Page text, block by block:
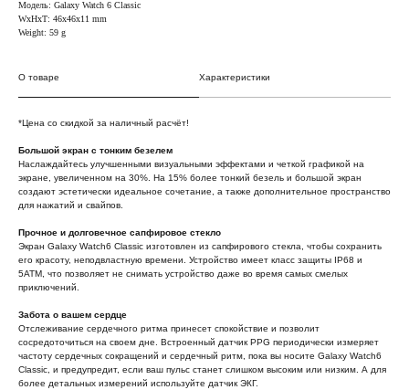
Модель: Galaxy Watch 6 Classic
WxHxT: 46x46x11 mm
Weight: 59 g
О товаре Характеристики
*Цена со скидкой за наличный расчёт!
Большой экран с тонким безелем
Наслаждайтесь улучшенными визуальными эффектами и четкой графикой на
экране, увеличенном на 30%. На 15% более тонкий безель и большой экран
создают эстетически идеальное сочетание, а также дополнительное пространство
для нажатий и свайпов.
Прочное и долговечное сапфировое стекло
Экран Galaxy Watch6 Classic изготовлен из сапфирового стекла, чтобы сохранить
его красоту, неподвластную времени. Устройство имеет класс защиты IP68 и
5ATM, что позволяет не снимать устройство даже во время самых смелых
приключений.
Забота о вашем сердце
Отслеживание сердечного ритма принесет спокойствие и позволит
сосредоточиться на своем дне. Встроенный датчик PPG периодически измеряет
частоту сердечных сокращений и сердечный ритм, пока вы носите Galaxy Watch6
Classic, и предупредит, если ваш пульс станет слишком высоким или низким. А для
более детальных измерений используйте датчик ЭКГ.